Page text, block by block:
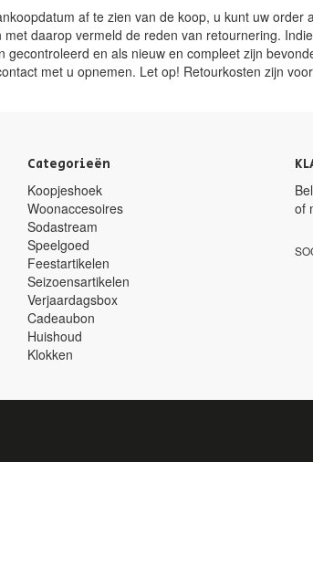
af te zien van de koop, u kunt uw order
daarop vermeld de reden van retournering.
en als nieuw en compleet zijn
met u opnemen. Let op! Retourkosten zijn
Categorieën
Koopjeshoek
Woonaccesoires
Sodastream
Speelgoed
Feestartikelen
Seizoensartikelen
Verjaardagsbox
Cadeaubon
Huishoud
Klokken
Bel
of